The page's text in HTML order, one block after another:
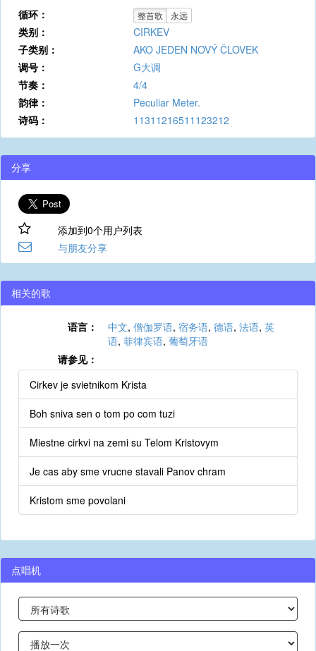
循环： 整首歌 永远
类别：
CIRKEV
子类别：
AKO JEDEN NOVÝ ČLOVEK
调号：
G大调
节奏：
4/4
韵律：
Peculiar Meter.
诗码：
11311216511123212
分享
添加到0个用户列表
与朋友分享
相关的歌
语言： 中文, 僧伽罗语, 宿务语, 德语, 法语, 英
语, 菲律宾语, 葡萄牙语
请参见：
Cirkev je svietnikom Krista
Boh sniva sen o tom po com tuzi
Miestne cirkvi na zemi su Telom Kristovym
Je cas aby sme vrucne stavali Panov chram
Kristom sme povolani
点唱机